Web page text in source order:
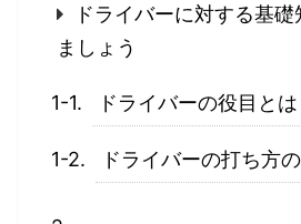
ドライバーに対する基
ましょう
ドライバーの役目とは
ドライバーの打ち方